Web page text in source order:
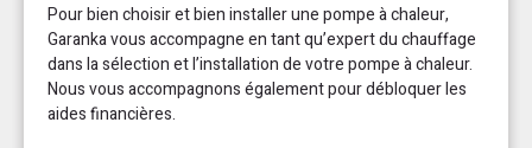
Pour bien choisir et bien installer une pompe à chaleur,
Garanka vous accompagne en tant qu’expert du chauffage
dans la sélection et l’installation de votre pompe à chaleur.
Nous vous accompagnons également pour débloquer les
aides financières.